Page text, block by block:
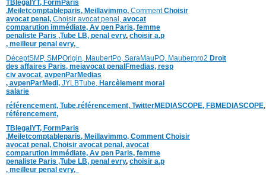
TBlegalYT, FormParis
,Meiletcomptableparis, Meillavimmo, CommentChoisir
avocat penal, Choisir avocat penal, avocat
comparution immédiate, Av pen Paris, femme
penaliste Paris ,Tube LB, penal evry, choisir a.p
, meilleur penal evry,
DéceptSMP, SMPOrigin, MaubertPo, SaraMauPO, Mauberpro2 Droit
des affaires Paris, meiavocat penalFmedias, resp
civ avocat, avpenParMedias
, avpenParMedi, JYLBTube, Harcèlement moral
salarie
référencement, Tube,référencement, TwitterMEDIASCOPE, FBMEDIASCOPE
référencement,
TBlegalYT, FormParis
,Meiletcomptableparis, Meillavimmo, Comment Choisir
avocat penal, Choisir avocat penal, avocat
comparution immédiate, Av pen Paris, femme
penaliste Paris ,Tube LB, penal evry, choisir a.p
, meilleur penal evry,